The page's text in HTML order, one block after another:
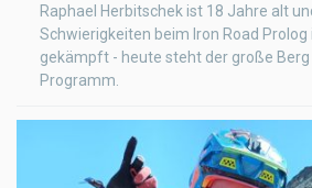
Raphael Herbitschek ist 18 Jahre alt
Schwierigkeiten beim Iron Road Prolog
gekämpft - heute steht der große Berg
Programm.